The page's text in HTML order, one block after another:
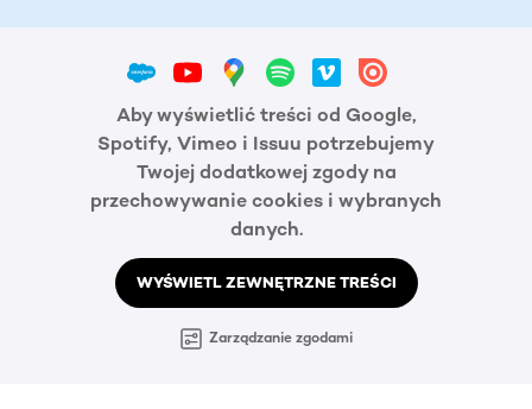
Aby wyświetlić treści od Google,
Spotify, Vimeo i Issuu potrzebujemy
Twojej dodatkowej zgody na
przechowywanie cookies i wybranych
danych.
WYŚWIETL ZEWNĘTRZNE TREŚCI
Zarządzanie zgodami